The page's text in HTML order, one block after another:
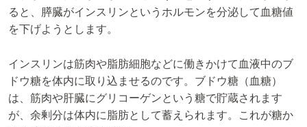
ると、膵臓がインスリンというホルモンを分泌して血糖値
を下げようとします。
インスリンは筋肉や脂肪細胞などに働きかけて血液中のブ
ドウ糖を体内に取り込ませるのです。ブドウ糖（血糖）
は、筋肉や肝臓にグリコーゲンという糖で貯蔵されます
が、余剰分は体内に脂肪として蓄えられます。これが糖か